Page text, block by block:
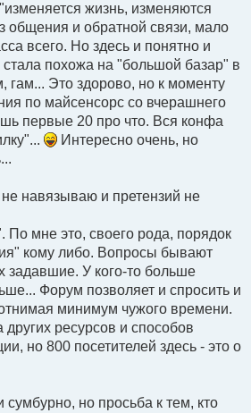
жизнь, изменяются
общения и обратной связи, мало
всего. Но здесь и понятно и
стала похожа на "большой базар" в
Это здорово, но к моменту
по майсенсорс со вчерашнего
первые 20 про что. Вся конфа
Интересно очень, но
навязываю и претензий не
По мне это, своего рода, порядок
кому либо. Вопросы бывают
задавшие. У кого-то больше
Форум позволяет и спросить и
минимум чужого времени.
ресурсов и способов
но 800 посетителей здесь - это о
но просьба к тем, кто